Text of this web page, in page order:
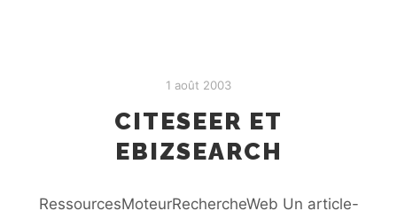
1 août 2003
CITESEER ET
EBIZSEARCH
RessourcesMoteurRechercheWeb Un article-